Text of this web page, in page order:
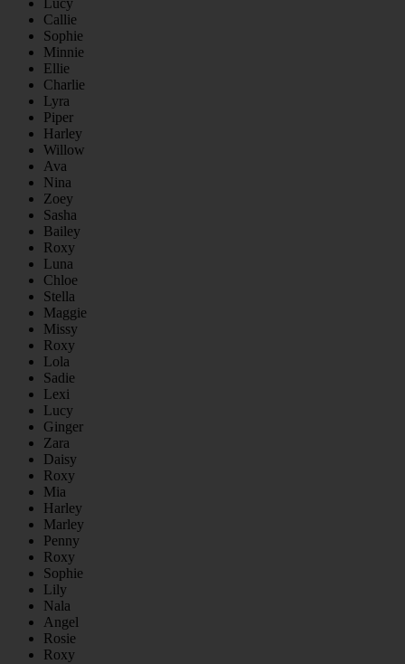
Lucy
Callie
Sophie
Minnie
Ellie
Charlie
Lyra
Piper
Harley
Willow
Ava
Nina
Zoey
Sasha
Bailey
Roxy
Luna
Chloe
Stella
Maggie
Missy
Roxy
Lola
Sadie
Lexi
Lucy
Ginger
Zara
Daisy
Roxy
Mia
Harley
Marley
Penny
Roxy
Sophie
Lily
Nala
Angel
Rosie
Roxy